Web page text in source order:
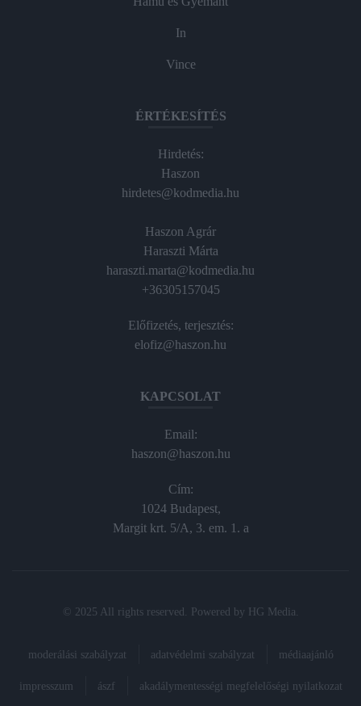
In
Vince
ÉRTÉKESÍTÉS
Hirdetés:
Haszon
hirdetes@kodmedia.hu
Haszon Agrár
Haraszti Márta
haraszti.marta@kodmedia.hu
+36305157045
Előfizetés, terjesztés:
elofiz@haszon.hu
KAPCSOLAT
Email:
haszon@haszon.hu
Cím:
1024 Budapest,
Margit krt. 5/A, 3. em. 1. a
© 2025 All rights reserved. Powered by HG Media
moderálási szabályzat adatvédelmi szabályzat médiaajánló
impresszum ászf akadálymentességi megfelelőségi nyilatkozat